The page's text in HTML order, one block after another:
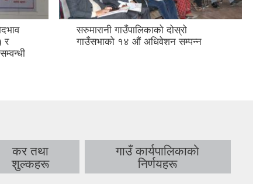
र
सरुमारानी गाउँपालिकाको दोस्रो
गाउँसभाको १४ औं अधिवेशन सम्पन्न
कर तथा
शुल्कहरू
गाउँ कार्यपालिकाकाे
निर्णयहरू